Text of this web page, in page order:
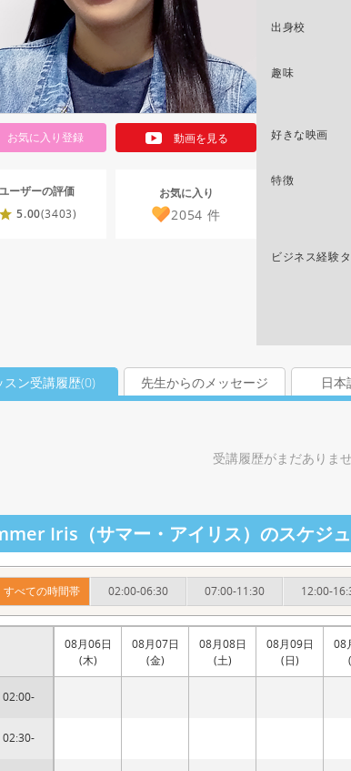
お気に入り登録 動画を見る
ーザーの評価
5.00(3403)
お気に入り
2054 件
出身校
趣味
好きな映画
特徴
ビジネス経験
スン受講履歴(0) 先生からのメッセージ 日本
受講履歴がまだありま
Iris（サマー・アイリス）のスケジ
すべての時間帯 02:00-06:30 07:00-11:30 12:00-
02:00-
02:30-
08月06日
(木)
08月07日
(金)
08月08日
(土)
08月09日
(日)
08